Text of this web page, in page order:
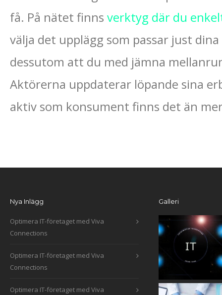
få. På nätet finns verktyg där du
välja det upplägg som passar just
dessutom att du med jämna
Aktörerna uppdaterar löpande sina
aktiv som konsument finns det än
Nya Inlägg
Optimera IT-företaget med Viva
Connections
Optimera IT-företaget med Viva
Connections
Optimera IT-företaget med Viva
Galleri